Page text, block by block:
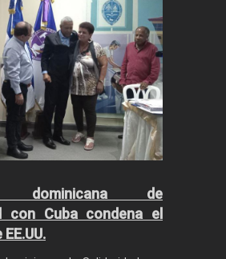
dominicana de
con Cuba condena el